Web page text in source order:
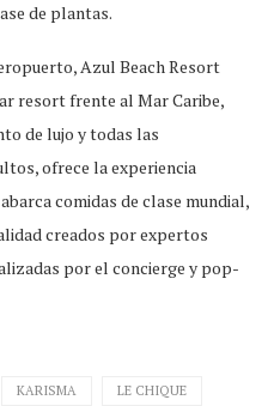
de plantas.
Azul Beach Resort
resort frente al Mar Caribe,
de lujo y todas las
ofrece la experiencia
comidas de clase mundial,
creados por expertos
por el concierge y pop-
KARISMA LE CHIQUE